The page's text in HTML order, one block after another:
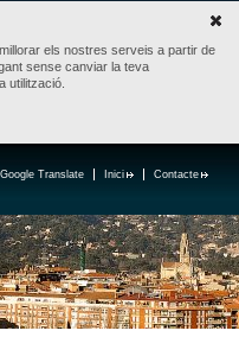
els nostres serveis a partir de
sense canviar la teva
utilització.
Contacte
Inici
Google Translate